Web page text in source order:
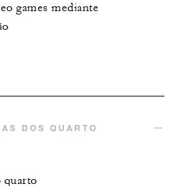
games mediante
DOS QUARTO
quarto